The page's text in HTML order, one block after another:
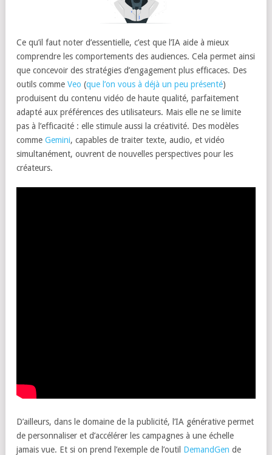
Ce qu’il faut noter d’essentielle, c’est que l’IA aide à mieux
comprendre les comportements des audiences. Cela permet ainsi
que concevoir des stratégies d’engagement plus efficaces. Des
outils comme Veo (que l’on vous à déjà un peu présenté)
produisent du contenu vidéo de haute qualité, parfaitement
adapté aux préférences des utilisateurs. Mais elle ne se limite
pas à l’efficacité : elle stimule aussi la créativité. Des modèles
comme Gemini, capables de traiter texte, audio, et vidéo
simultanément, ouvrent de nouvelles perspectives pour les
créateurs.
D’ailleurs, dans le domaine de la publicité, l’IA générative permet
de personnaliser et d’accélérer les campagnes à une échelle
jamais vue. Et si on prend l’exemple de l’outil DemandGen de